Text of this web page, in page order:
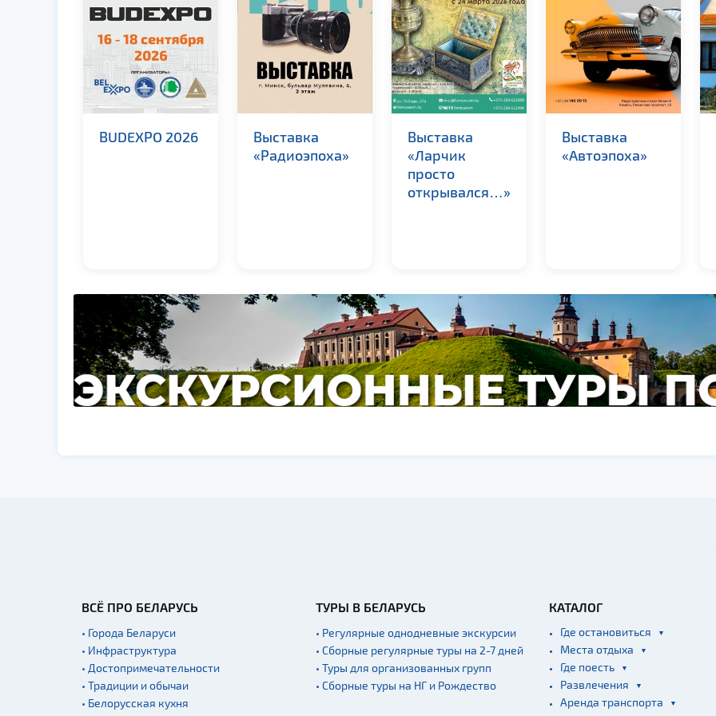
BUDEXPO 2026
Выставка
«Радиоэпоха»
Выставка
«Ларчик
просто
открывался…»
Выставка
«Автоэпоха»
ВСЁ ПРО БЕЛАРУСЬ
• Города Беларуси
• Инфраструктура
• Достопримечательности
• Традиции и обычаи
• Белорусская кухня
ТУРЫ В БЕЛАРУСЬ
• Регулярные однодневные экскурсии
• Сборные регулярные туры на 2-7 дней
• Туры для организованных групп
• Сборные туры на НГ и Рождество
КАТАЛОГ
Где остановиться
Места отдыха
Где поесть
Развлечения
Аренда транспорта